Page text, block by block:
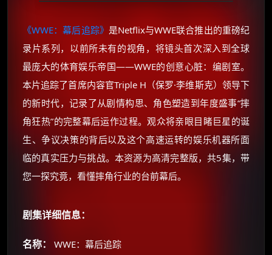
《WWE：幕后追踪》 是Netflix与WWE联合推出的重磅纪
录片系列，以前所未有的视角，将镜头首次深入到全球
最庞大的体育娱乐帝国——WWE的创意心脏：编剧室。
本片追踪了首席内容官Triple H（保罗·李维斯克）领导下
的新时代，记录了从剧情构思、角色塑造到年度盛事“摔
角狂热”的完整幕后运作过程。观众将亲眼目睹巨星的诞
生、争议决策的背后以及这个高速运转的娱乐机器所面
临的真实压力与挑战。本资源为高清完整版，共5集，带
您一探究竟，看懂摔角行业的台前幕后。
剧集详细信息：
名称： WWE：幕后追踪